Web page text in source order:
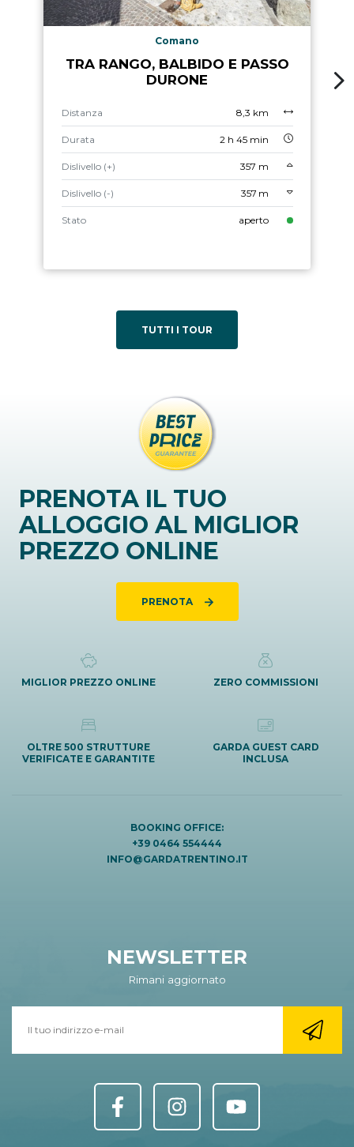
Comano
TRA RANGO, BALBIDO E PASSO
DURONE
Distanza 8,3 km
Durata 2 h 45 min
Dislivello (+) 357 m
Dislivello (-) 357 m
Stato aperto
TUTTI I TOUR
PRENOTA IL TUO
ALLOGGIO AL MIGLIOR
PREZZO ONLINE
PRENOTA
MIGLIOR PREZZO ONLINE ZERO COMMISSIONI
OLTRE 500 STRUTTURE
VERIFICATE E GARANTITE
GARDA GUEST CARD
INCLUSA
BOOKING OFFICE:
+39 0464 554444
INFO@GARDATRENTINO.IT
NEWSLETTER
Rimani aggiornato